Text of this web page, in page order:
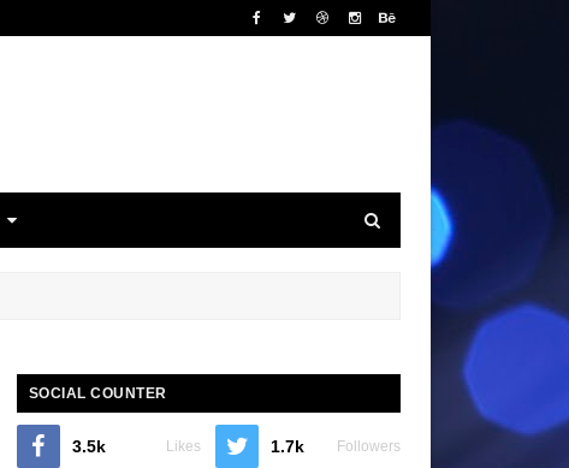
SOCIAL COUNTER
3.5k Likes 1.7k Followers